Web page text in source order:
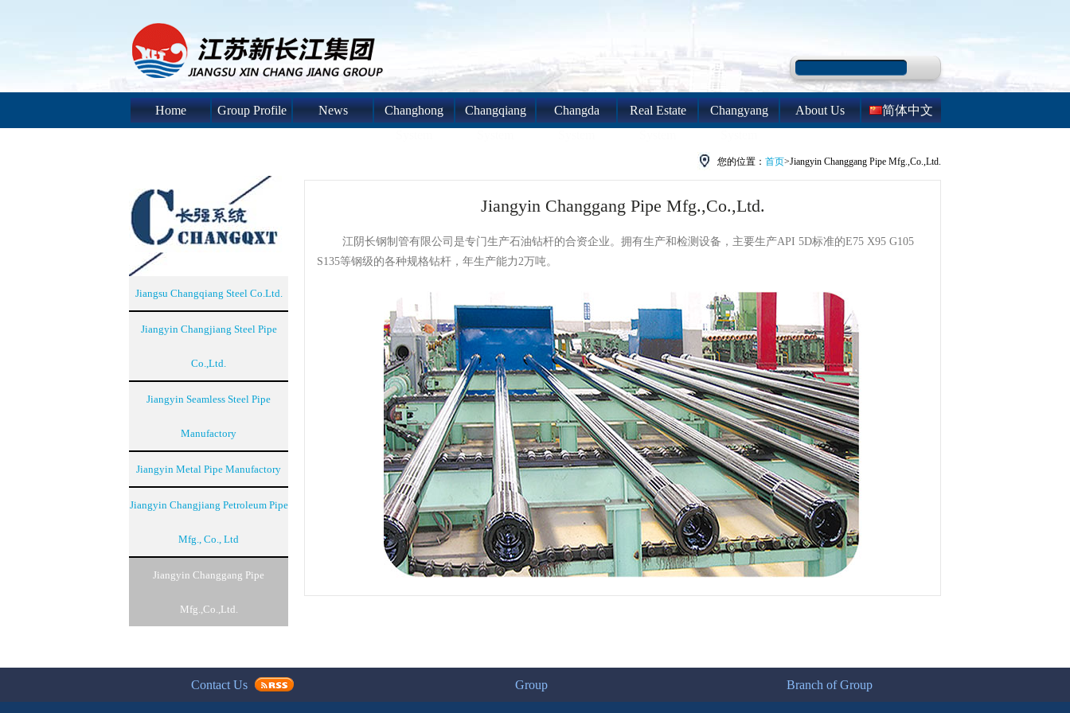
Home Group Profile News
Changhong
Changqiang
Changda
Real Estate
Changyang
About Us 简体中文
Jiangsu Changqiang Steel Co.Ltd.
Jiangyin Changjiang Steel Pipe
Co.,Ltd.
Jiangyin Seamless Steel Pipe
Manufactory
Jiangyin Metal Pipe Manufactory
Jiangyin Changjiang Petroleum Pipe
Mfg., Co., Ltd
Jiangyin Changgang Pipe
Mfg.,Co.,Ltd.
您的位置： 首页>Jiangyin Changgang Pipe Mfg.,Co.,Ltd.
Jiangyin Changgang Pipe Mfg.,Co.,Ltd.
江阴长钢制管有限公司是专门生产石油钻杆的合资企业。拥有生产和检测设备，主要生产API 5D标准的E75 X95 G105
S135等钢级的各种规格钻杆，年生产能力2万吨。
Contact Us Group Branch of Group